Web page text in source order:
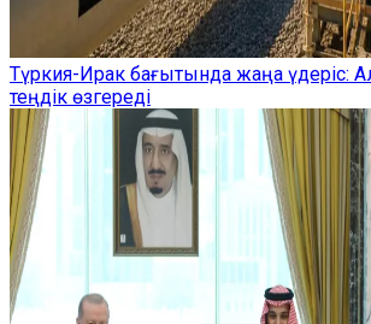
Түркия-Ирак бағытында жаңа үдеріс:
теңдік өзгереді